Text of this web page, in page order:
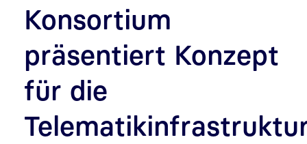
Konsortium
präsentiert Konzept
für die